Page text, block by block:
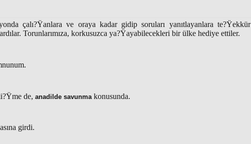
çalı?Ÿanlara ve oraya kadar gidip soruları yanıtlayanlara te?Ÿekkür
Torunlarımıza, korkusuzca ya?Ÿayabilecekleri bir ülke hediye ettiler.
de, anadilde savunma konusunda.
girdi.